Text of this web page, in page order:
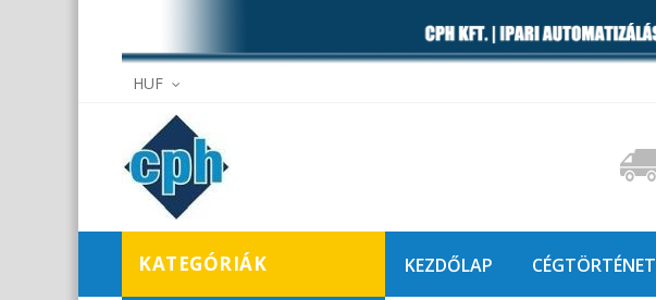
HUF
KEZDŐLAP CÉGTÖRTÉNET
KATEGÓRIÁK